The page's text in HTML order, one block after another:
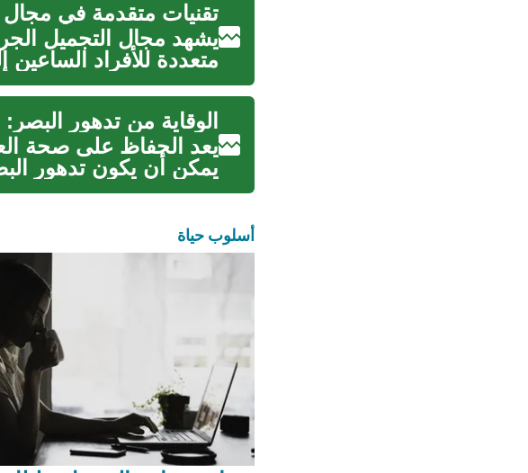
تقنيات متقدمة في مجال
يشهد مجال التجميل
متعددة للأفراد
معينة...
الوقاية من تدهور
يعد الحفاظ على صحة
يمكن أن يكون تدهور
أسلوب حياة